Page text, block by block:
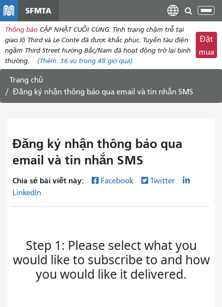
dung
SFMTA
Thông báo CẬP NHẬT CUỐI CÙNG: Tình trạng chậm trễ tại
giao lộ Third và Le Conte đã được khắc phục. Tuyến tàu điện
ngầm Third Street hướng Bắc/Nam đã hoạt động trở lại bình
thường.
(Thêm: 36 vụ trong 48 giờ qua)
Đặt
mua
Trang chủ
Đăng ký nhận thông báo qua email và tin nhắn SMS
Đăng ký nhận thông báo qua
email và tin nhắn SMS
Chia sẻ bài viết này: Facebook
Twitter
LinkedIn